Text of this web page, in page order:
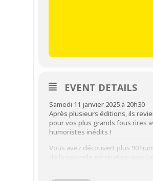
EVENT DETAILS
Samedi 11 janvier 2025 à 20h30
Après plusieurs éditions, ils
pour vos plus grands fous rires
humoristes inédits !
Vous avez découvert plus 90